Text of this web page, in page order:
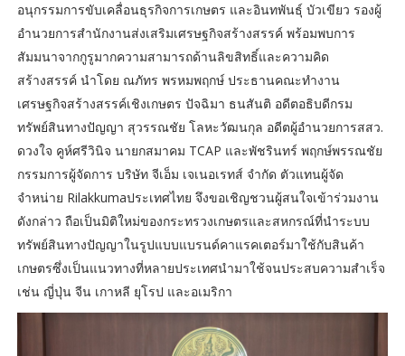
อนุกรรมการขับเคลื่อนธุรกิจการเกษตร และอินทพันธุ์ บัวเขียว รองผู้
อำนวยการสำนักงานส่งเสริมเศรษฐกิจสร้างสรรค์ พร้อมพบการ
สัมมนาจากกูรูมากความสามารถด้านลิขสิทธิ์และความคิด
สร้างสรรค์ นำโดย ณภัทร พรหมพฤกษ์ ประธานคณะทำงาน
เศรษฐกิจสร้างสรรค์เชิงเกษตร ปัจฉิมา ธนสันติ อดีตอธิบดีกรม
ทรัพย์สินทางปัญญา สุวรรณชัย โลหะวัฒนกุล อดีตผู้อำนวยการสสว.
ดวงใจ คูห์ศรีวินิจ นายกสมาคม TCAP และพัชรินทร์ พฤกษ์พรรณชัย
กรรมการผู้จัดการ บริษัท จีเอ็ม เจเนอเรทส์ จำกัด ตัวแทนผู้จัด
จำหน่าย Rilakkumaประเทศไทย จึงขอเชิญชวนผู้สนใจเข้าร่วมงาน
ดังกล่าว ถือเป็นมิติใหม่ของกระทรวงเกษตรและสหกรณ์ที่นำระบบ
ทรัพย์สินทางปัญญาในรูปแบบแบรนด์คาแรคเตอร์มาใช้กับสินค้า
เกษตรซึ่งเป็นแนวทางที่หลายประเทศนำมาใช้จนประสบความสำเร็จ
เช่น ญี่ปุ่น จีน เกาหลี ยุโรป และอเมริกา